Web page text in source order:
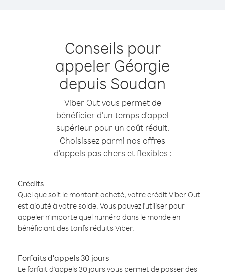
Conseils pour
appeler Géorgie
depuis Soudan
Viber Out vous permet de
bénéficier d'un temps d'appel
supérieur pour un coût réduit.
Choisissez parmi nos offres
d'appels pas chers et flexibles :
Crédits
Quel que soit le montant acheté, votre crédit Viber Out
est ajouté à votre solde. Vous pouvez l'utiliser pour
appeler n'importe quel numéro dans le monde en
bénéficiant des tarifs réduits Viber.
Forfaits d'appels 30 jours
Le forfait d'appels 30 jours vous permet de passer des